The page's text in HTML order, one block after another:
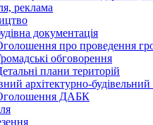
реклама
документація
про проведення
обговорення
плани територій
архітектурно-будівельний
ДАБК